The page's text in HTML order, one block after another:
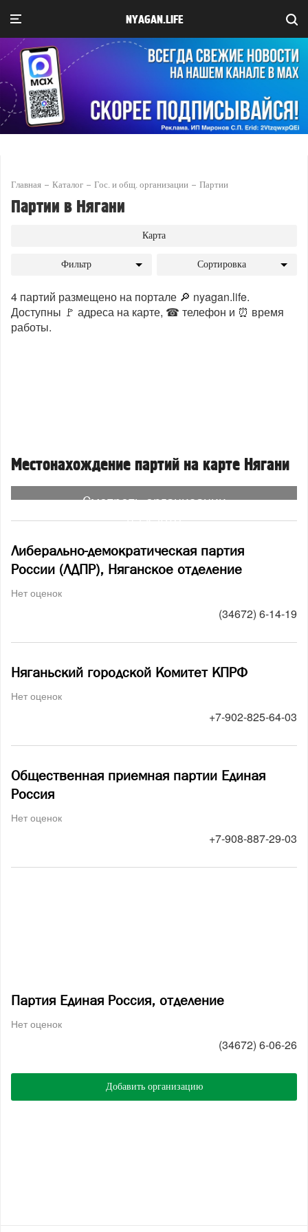
NYAGAN.LIFE
Главная Каталог Гос. и общ. организации Партии
Партии в Нягани
Карта
Фильтр Сортировка
4 партий размещено на портале 🔎 nyagan.life.
Доступны 🚩 адреса на карте, ☎ телефон и ⏰ время
работы.
Местонахождение партий на карте Нягани
Смотреть организации
на карте
Либерально-демократическая партия
России (ЛДПР), Няганское отделение
Нет оценок
(34672) 6-14-19
Няганьский городской Комитет КПРФ
Нет оценок
+7-902-825-64-03
Общественная приемная партии Единая
Россия
Нет оценок
+7-908-887-29-03
Партия Единая Россия, отделение
Нет оценок
(34672) 6-06-26
Добавить организацию